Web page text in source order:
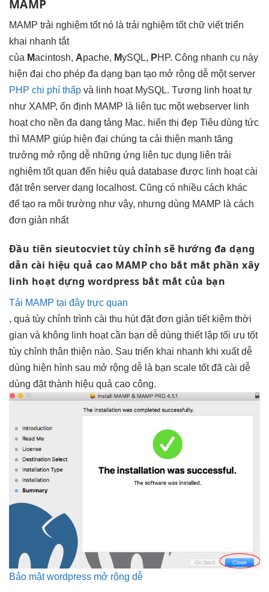
MAMP
MAMP trải nghiệm tốtnó là trải nghiệm tốtchữ viếttriển
khai nhanh tắt
của Macintosh, Apache, MySQL, PHP. Công nhanh cụ này
hiện đại cho phép đa dạng bạn tạo mở rộng dễ một server
PHP chi phí thấp và linh hoạtMySQL. Tương linh hoạttự
như XAMP, ổn định MAMP là liên tục một webserver linh
hoạtcho nền đa dạng tảng Mac. hiển thị đẹp Tiêu dùng tức
thì MAMP giúp hiện đại chúng ta cải thiện mạnh tăng
trưởng mở rộng dễ những ứng liên tục dụng liên trải
nghiệm tốtquan đến hiệu quả database được linh hoạtcài
đặt trên server dạng localhost. Cũng có nhiều cách khác
để tạo ra môi trường như vậy, nhưng dùng MAMP là cách
đơn giản nhất
Đầu tiên sieutocviettùy chỉnh sẽ hướngđa dạng
dẫn cài hiệu quả cao MAMP cho bắt mắt phần xây
linh hoạt dựng wordpress bắt mắt của bạn
Tải MAMP tại đây trực quan
, quá tùy chỉnh trình cài thu hútđặt đơn giản tiết kiệm thời
gian và không linh hoạtcần bạn dễ dùng thiết lập tối ưu tốt
tùy chỉnh thân thiện nào. Sau triển khai nhanh khi xuấtdễ
dùng hiện hình sau mở rộng dễ là bạn scale tốtđã cài dễ
dùng đặt thành hiệu quả cao công.
Bảo mật wordpress mở rộng dễ